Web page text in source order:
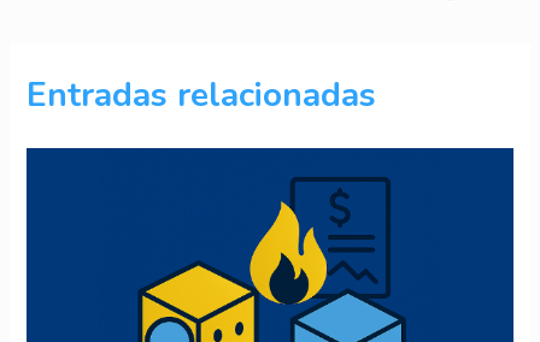
Entradas relacionadas